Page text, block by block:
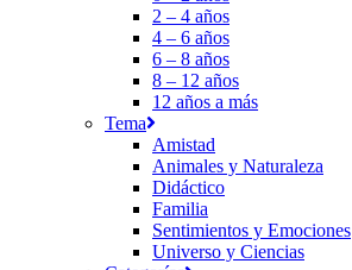
2 – 4 años
4 – 6 años
6 – 8 años
8 – 12 años
12 años a más
Tema
Amistad
Animales y Naturaleza
Didáctico
Familia
Sentimientos y Emociones
Universo y Ciencias